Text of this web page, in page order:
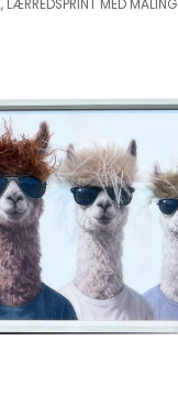
LÆRREDSPRINT MED